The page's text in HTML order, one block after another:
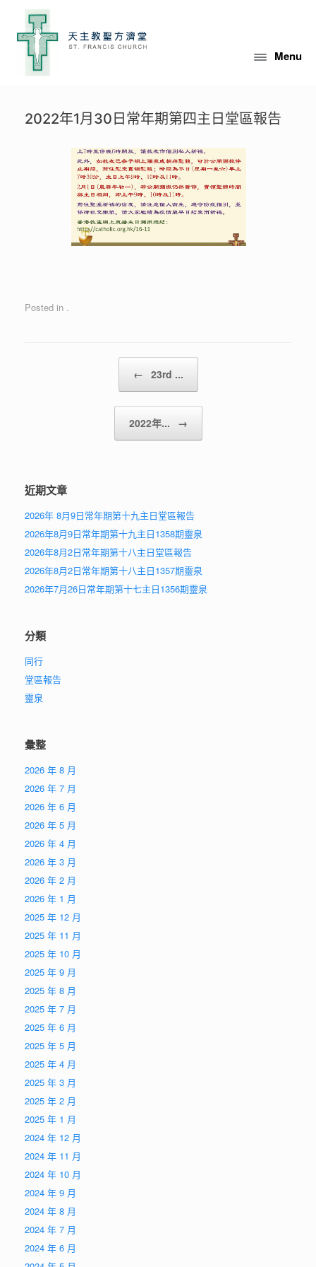
content
Menu
2022年1月30日常年期第四主日堂區報告
Posted in .
Post navigation
← 23rd ...
2022年... →
近期文章
2026年 8月9日常年期第十九主日堂區報告
2026年8月9日常年期第十九主日1358期靈泉
2026年8月2日常年期第十八主日堂區報告
2026年8月2日常年期第十八主日1357期靈泉
2026年7月26日常年期第十七主日1356期靈泉
分類
同行
堂區報告
靈泉
彙整
2026 年 8 月
2026 年 7 月
2026 年 6 月
2026 年 5 月
2026 年 4 月
2026 年 3 月
2026 年 2 月
2026 年 1 月
2025 年 12 月
2025 年 11 月
2025 年 10 月
2025 年 9 月
2025 年 8 月
2025 年 7 月
2025 年 6 月
2025 年 5 月
2025 年 4 月
2025 年 3 月
2025 年 2 月
2025 年 1 月
2024 年 12 月
2024 年 11 月
2024 年 10 月
2024 年 9 月
2024 年 8 月
2024 年 7 月
2024 年 6 月